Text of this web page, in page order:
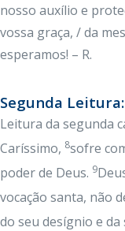
nosso auxílio e
vossa graça, / da
esperamos! – R.
Segunda
Leitura da segunda
Caríssimo, 8sofre
poder de Deus. 9
vocação santa, não
do seu desígnio e